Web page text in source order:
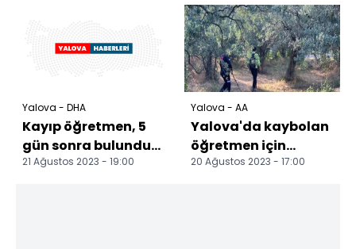
Yalova - DHA
Kayıp öğretmen, 5
gün sonra bulundu
(2)
21 Ağustos 2023 - 19:00
Yalova - AA
Yalova'da kaybolan
öğretmen için
arama çalışması
20 Ağustos 2023 - 17:00